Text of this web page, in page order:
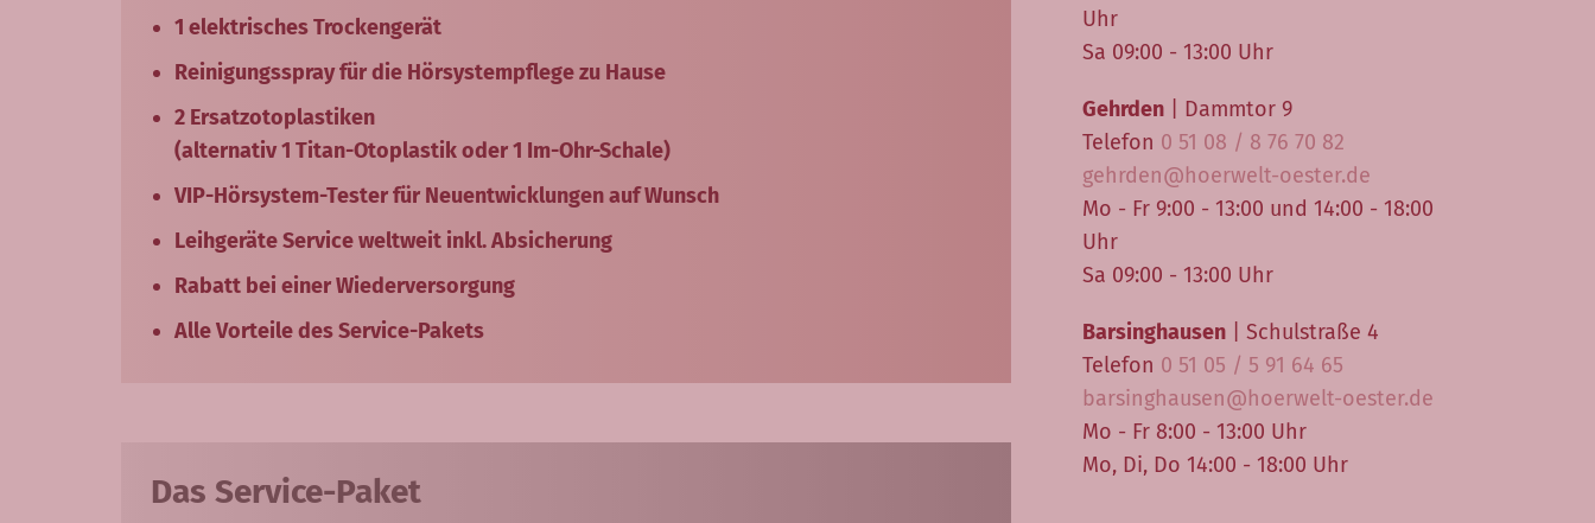
1 elektrisches Trockengerät
Reinigungsspray für die Hörsystempflege zu Hause
2 Ersatzotoplastiken
(alternativ 1 Titan-Otoplastik oder 1 Im-Ohr-Schale)
VIP-Hörsystem-Tester für Neuentwicklungen auf Wunsch
Leihgeräte Service weltweit inkl. Absicherung
Rabatt bei einer Wiederversorgung
Alle Vorteile des Service-Pakets
Das Service-Paket
Uhr
Sa 09:00 - 13:00 Uhr
Gehrden | Dammtor 9
Telefon 0 51 08 / 8 76 70 82
gehrden@hoerwelt-oester.de
Mo - Fr 9:00 - 13:00 und 14:00 - 18:00
Uhr
Sa 09:00 - 13:00 Uhr
Barsinghausen | Schulstraße 4
Telefon 0 51 05 / 5 91 64 65
barsinghausen@hoerwelt-oester.de
Mo - Fr 8:00 - 13:00 Uhr
Mo, Di, Do 14:00 - 18:00 Uhr